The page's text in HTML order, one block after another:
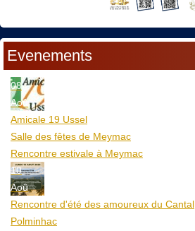
Evenements
08
Aoû
Amicale 19 Ussel
Salle des fêtes de Meymac
Rencontre estivale à Meymac
10
Aoû
Rencontre d'été des amoureux du Cantal
Polminhac